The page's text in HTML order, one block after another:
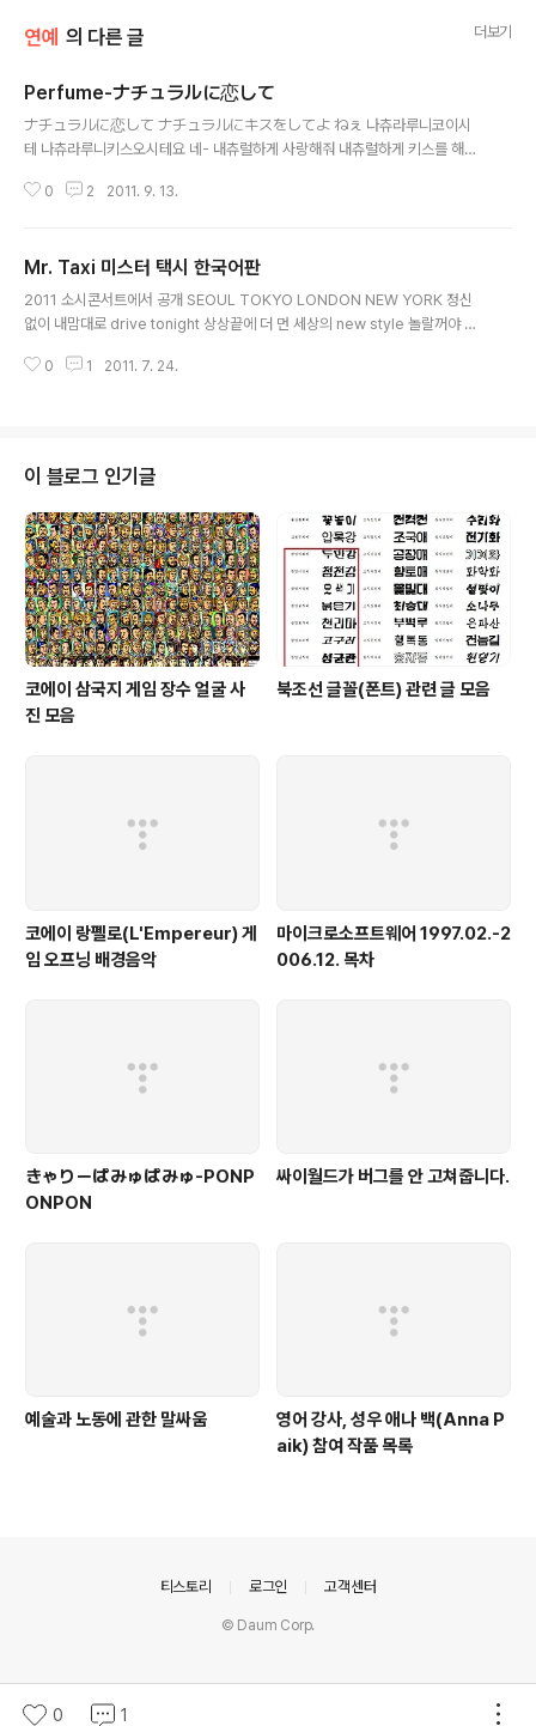
연예 의 다른 글 더보기
Perfume-ナチュラルに恋して
ナチュラルに恋して ナチュラルにキスをしてよ ねぇ 나츄라루니코이시
테 나츄라루니키스오시테요 네- 내츄럴하게 사랑해줘 내츄럴하게 키스를 해줘
시테 코노마마테오츠나이데이타이노 내츄럴하게 사랑해줘 이대로 손을 잡고 있
로 기대며 ナチュラルに愛して 何気ない 気持ちがいちばんのほんもの
나츄라루니아이시테 나니게나이 키모치가이치반노혼모노 내츄럴하게 사랑해
줘 아무렇지도 않은 기분이 제일 진심이야 ぜんぜん がんばってくれない 젠
넨노히나노니 오늘은 기념일인데도 テレビを見て 時..
0 2 2011. 9. 13.
Mr. Taxi 미스터 택시 한국어판
2011 소시콘서트에서 공개 SEOUL TOKYO LONDON NEW YORK 정신
없이 내맘대로 drive tonight 상상끝에 더 먼 세상의 new style 놀랄꺼야 긴
상을 보여줄게 i'm so fast mr taxi taxi taxi 지금 즉시 즉시 즉시 따라올 수
간단히 날 잡을수는 없어 스치는 거리를 비춘 shooting star 절..
0 1 2011. 7. 24.
이 블로그 인기글
코에이 삼국지 게임 장수 얼굴 사
진 모음
북조선 글꼴(폰트) 관련 글 모음
코에이 랑펠로(L'Empereur) 게
임 오프닝 배경음악
마이크로소프트웨어 1997.02.-2
006.12. 목차
きゃりーぱみゅぱみゅ-PONP
ONPON
싸이월드가 버그를 안 고쳐줍니다.
예술과 노동에 관한 말싸움
영어 강사, 성우 애나 백(Anna P
aik) 참여 작품 목록
0 1
티스토리 로그인 고객센터
© Daum Corp.